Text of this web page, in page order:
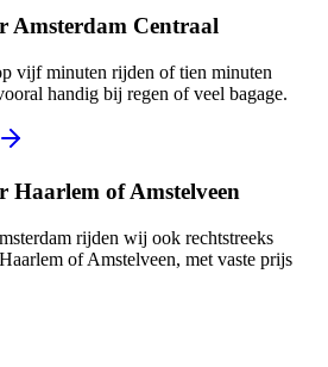
Amsterdam Centraal
vijf minuten rijden of tien minuten
handig bij regen of veel bagage.
Haarlem of Amstelveen
rijden wij ook rechtstreeks
of Amstelveen, met vaste prijs